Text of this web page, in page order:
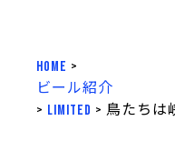
HOME >
ビール紹介
> LIMITED > 鳥たちは